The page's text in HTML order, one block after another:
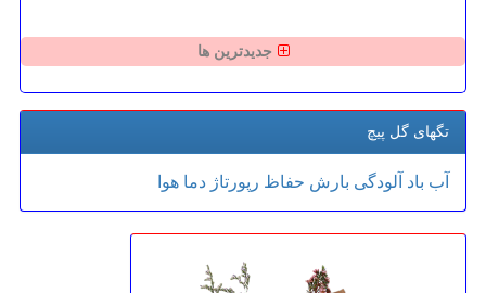
جدیدترین ها
تگهای گل پیچ
آب باد آلودگی بارش حفاظ رپورتاژ دما هوا